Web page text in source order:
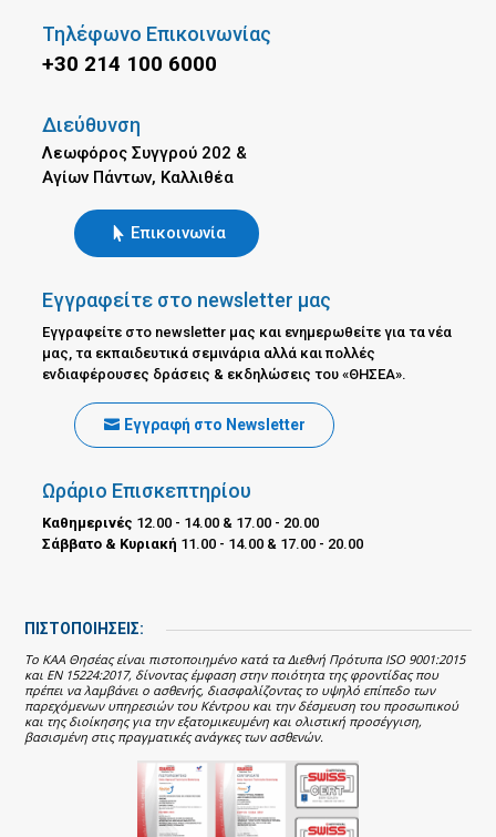
Τηλέφωνο Επικοινωνίας
+30 214 100 6000
Διεύθυνση
Λεωφόρος Συγγρού 202 &
Αγίων Πάντων, Καλλιθέα
Επικοινωνία
Εγγραφείτε στο newsletter μας
Εγγραφείτε στο newsletter μας και ενημερωθείτε για τα νέα
μας, τα εκπαιδευτικά σεμινάρια αλλά και πολλές
ενδιαφέρουσες δράσεις & εκδηλώσεις του «ΘΗΣΕΑ».
Εγγραφή στο Newsletter
Ωράριο Επισκεπτηρίου
Καθημερινές 12.00 - 14.00 & 17.00 - 20.00
Σάββατο & Κυριακή 11.00 - 14.00 & 17.00 - 20.00
ΠΙΣΤΟΠΟΙΗΣΕΙΣ:
Το ΚΑΑ Θησέας είναι πιστοποιημένο κατά τα Διεθνή Πρότυπα ISO 9001:2015
και EN 15224:2017, δίνοντας έμφαση στην ποιότητα της φροντίδας που
πρέπει να λαμβάνει ο ασθενής, διασφαλίζοντας το υψηλό επίπεδο των
παρεχόμενων υπηρεσιών του Κέντρου και την δέσμευση του προσωπικού
και της διοίκησης για την εξατομικευμένη και ολιστική προσέγγιση,
βασισμένη στις πραγματικές ανάγκες των ασθενών.